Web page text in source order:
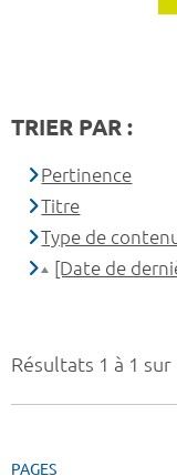
Résultats 1 à 1
PAGES
TRIER PAR :
Pertinence
Titre
Type de
[Date de